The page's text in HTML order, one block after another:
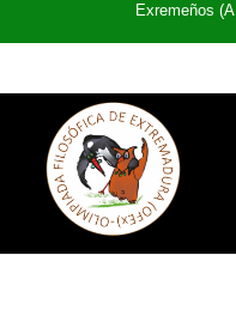
Exremeños